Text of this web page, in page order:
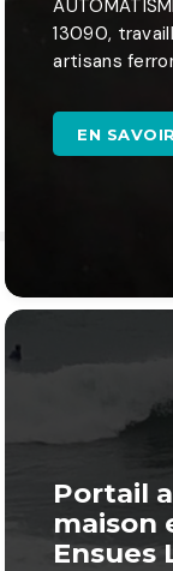
13090,
artisans
EN
Portail
maison
Ensues